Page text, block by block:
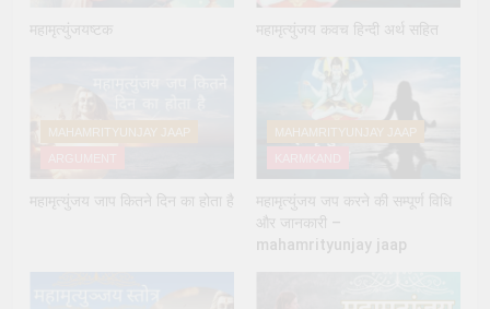
महामृत्युंजयष्टक महामृत्युंजय कवच हिन्दी अर्थ सहित
MAHAMRITYUNJAY JAAP
महामृत्युंजय जाप कितने दिन का होता है
MAHAMRITYUNJAY JAAP
महामृत्युंजय जप करने की सम्पूर्ण विधि
और जानकारी –
mahamrityunjay jaap